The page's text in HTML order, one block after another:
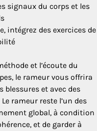
signaux du corps et les
intégrez des exercices de
et l’écoute du
le rameur vous offrira
blessures et avec des
rameur reste l’un des
global, à condition
et de garder à